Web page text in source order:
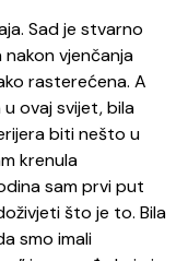
Sad je stvarno
nakon vjenčanja
rasterećena. A
ovaj svijet, bila
biti nešto u
krenula
sam prvi put
što je to. Bila
smo imali